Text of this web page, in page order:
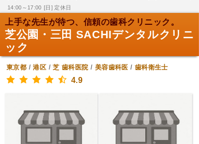
14:00～17:00 [日] 定休日
上手な先生が待つ、信頼の歯科クリニック。
芝公園・三田 SACHIデンタルクリニ
ック
東京都 /港区 /芝 歯科医院 / 美容歯科医 / 歯科衛生士
4.9